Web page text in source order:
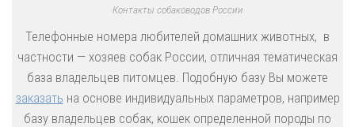
Контакты собаководов России
Телефонные номера любителей домашних животных, в
частности — хозяев собак России, отличная тематическая
база владельцев питомцев. Подобную базу Вы можете
заказать на основе индивидуальных параметров, например
базу владельцев собак, кошек определенной породы по